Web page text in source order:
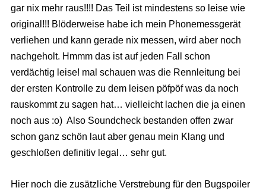
gar nix mehr raus!!!! Das Teil ist mindestens so leise wie
original!!! Blöderweise habe ich mein Phonemessgerät
verliehen und kann gerade nix messen, wird aber noch
nachgeholt. Hmmm das ist auf jeden Fall schon
verdächtig leise! mal schauen was die Rennleitung bei
der ersten Kontrolle zu dem leisen pöfpöf was da noch
rauskommt zu sagen hat… vielleicht lachen die ja einen
noch aus :o) Also Soundcheck bestanden offen zwar
schon ganz schön laut aber genau mein Klang und
geschloßen definitiv legal… sehr gut.
Hier noch die zusätzliche Verstrebung für den Bugspoiler